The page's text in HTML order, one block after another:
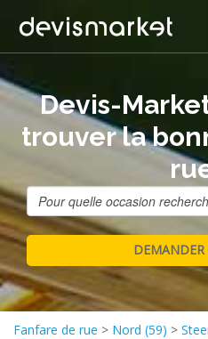
Devis-
trouver la
Fanfare de rue > Nord (59) >